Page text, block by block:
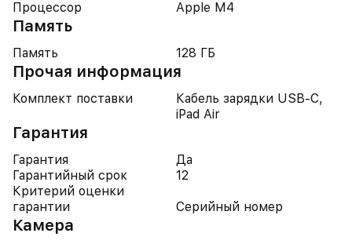
Процессор Apple M4
Память
Память 128 ГБ
Прочая информация
Комплект поставки
Кабель зарядки USB-C,
iPad Air
Гарантия
Гарантия
Да
Гарантийный срок
12
Критерий оценки
гарантии
Серийный номер
Камера